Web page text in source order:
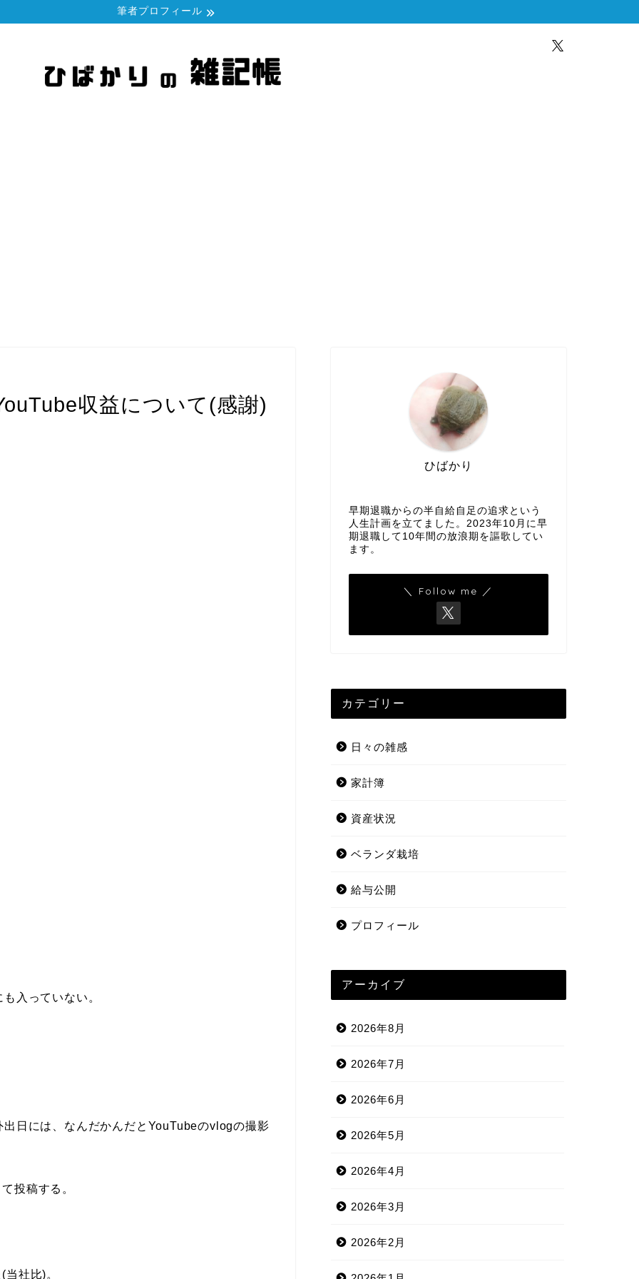
筆者プロフィール
収益について(感謝)
入っていない。
日には、なんだかんだとYouTubeのvlogの撮影
投稿する。
社比)。
ひばかり
早期退職からの半自給自足の追求という
人生計画を立てました。2023年10月に早
期退職して10年間の放浪期を謳歌してい
ます。
＼ Follow me ／
カテゴリー
日々の雑感
家計簿
資産状況
ベランダ栽培
給与公開
プロフィール
アーカイブ
2026年8月
2026年7月
2026年6月
2026年5月
2026年4月
2026年3月
2026年2月